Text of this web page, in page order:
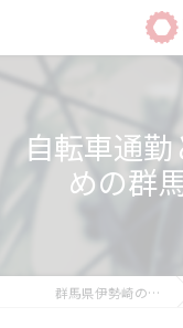
自転車通
めの群
群馬県伊勢崎の自転車ならPOWER-KIDS